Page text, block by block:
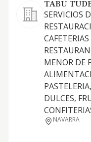
TABU
SERVICIOS
CAFETERIAS
MENOR DE
DULCES,
NAVARRA